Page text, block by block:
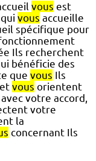
vous est
vous accueille
spécifique pour
Ils recherchent
bénéficie des
que vous Ils
vous orientent
votre accord,
votre
la
concernant Ils